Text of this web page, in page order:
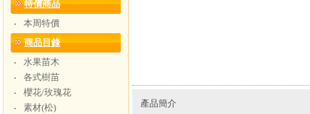
特價商品
‧
本周特價
商品目錄
‧
水果苗木
‧
各式樹苗
‧
櫻花/玫瑰花
‧
素材(松)
產品簡介